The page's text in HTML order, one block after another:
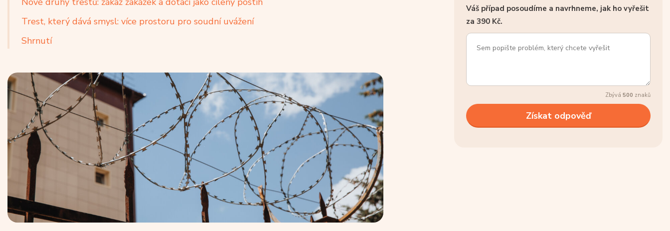
Trest, který dává smysl: více prostoru pro soudní uvážení
Shrnutí
Váš případ posoudíme a navrhneme, jak ho vyřešit
za 390 Kč.
Zbývá 500 znaků